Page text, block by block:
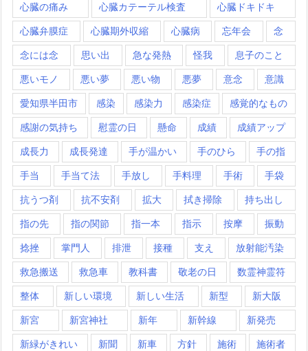
心臓の痛み 心臓カテーテル検査 心臓ドキドキ
心臓弁膜症 心臓期外収縮 心臓病 忘年会 念
念には念 思い出 急な発熱 怪我 息子のこと
悪いモノ 悪い夢 悪い物 悪夢 意念 意識
愛知県半田市 感染 感染力 感染症 感覚的なもの
感謝の気持ち 慰霊の日 懸命 成績 成績アップ
成長力 成長発達 手が温かい 手のひら 手の指
手当 手当て法 手放し 手料理 手術 手袋
抗うつ剤 抗不安剤 拡大 拭き掃除 持ち出し
指の先 指の関節 指一本 指示 按摩 振動
捻挫 掌門人 排泄 接種 支え 放射能汚染
救急搬送 救急車 教科書 敬老の日 数霊神霊符
整体 新しい環境 新しい生活 新型 新大阪
新宮 新宮神社 新年 新幹線 新発売
新緑がきれい 新聞 新車 方針 施術 施術者